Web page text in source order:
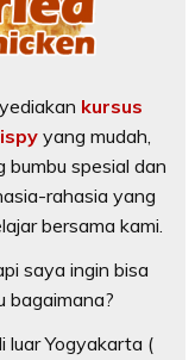
kursus
yang mudah,
bumbu spesial dan
rahasia yang
bersama kami.
saya ingin bisa
bagaimana?
luar Yogyakarta (